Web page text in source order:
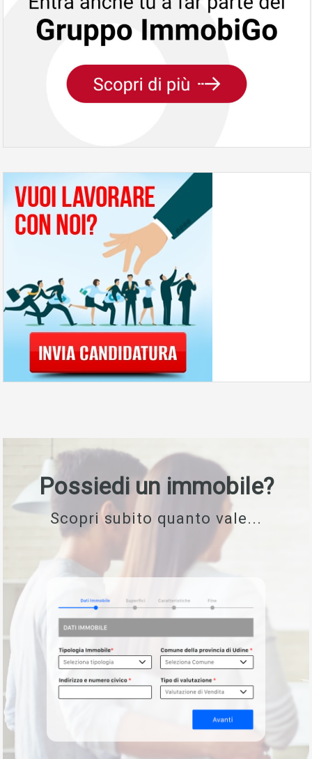
Possiedi un immobile?
Scopri subito quanto vale...